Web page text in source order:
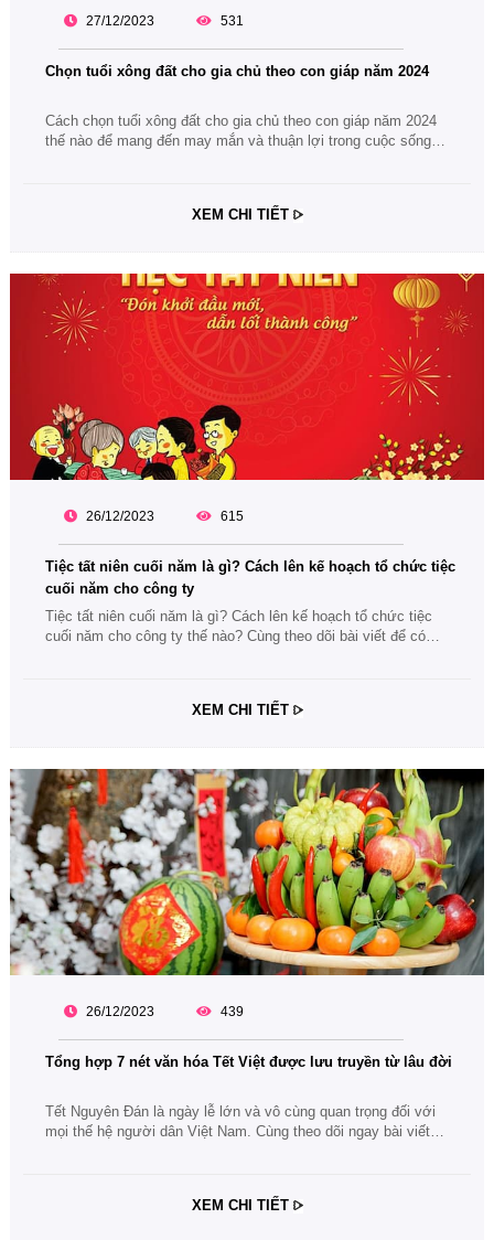
27/12/2023 531
Chọn tuổi xông đất cho gia chủ theo con giáp năm 2024
Cách chọn tuổi xông đất cho gia chủ theo con giáp năm 2024
thế nào để mang đến may mắn và thuận lợi trong cuộc sống,
XEM CHI TIẾT
26/12/2023 615
Tiệc tất niên cuối năm là gì? Cách lên kế hoạch tổ chức tiệc
cuối năm cho công ty
Tiệc tất niên cuối năm là gì? Cách lên kế hoạch tổ chức tiệc
cuối năm cho công ty thế nào? Cùng theo dõi bài viết để có
XEM CHI TIẾT
26/12/2023 439
Tổng hợp 7 nét văn hóa Tết Việt được lưu truyền từ lâu đời
Tết Nguyên Đán là ngày lễ lớn và vô cùng quan trọng đối với
mọi thế hệ người dân Việt Nam. Cùng theo dõi ngay bài viết
XEM CHI TIẾT